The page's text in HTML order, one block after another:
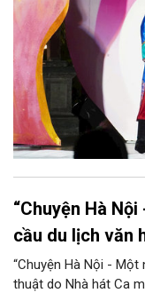
“Chuyện Hà
cầu du lịch văn
“Chuyện Hà Nội -
thuật do Nhà hát Ca